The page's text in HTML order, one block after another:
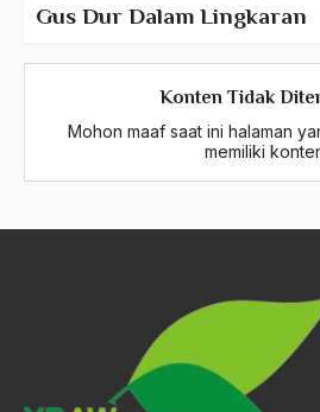
Konten Tidak
Mohon maaf saat ini halaman
memiliki
Gus Dur Dalam Lingkaran
Transformasi NU
Periode Masa Belajar di Luar
Periode Pasca Masa Kepresidenan